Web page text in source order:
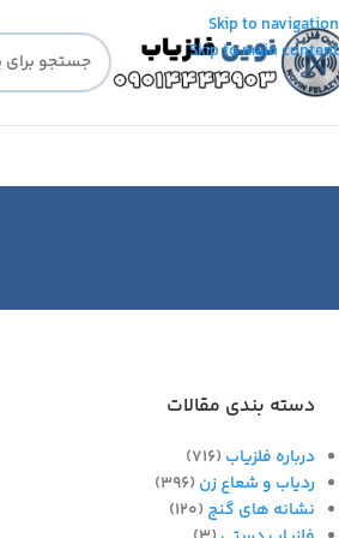
Skip to navigation
Skip to main content
دسته بندی مقالات
درباره فلزیاب (716)
ردیاب و شعاع زن (396)
نشانه های گنج (120)